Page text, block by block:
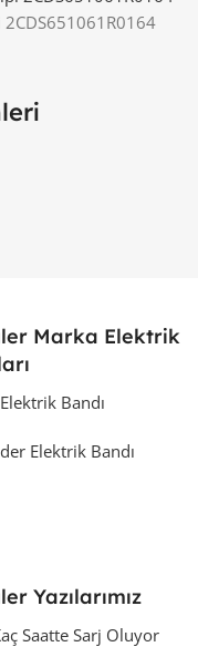
Marka Elektrik
Bandı
Elektrik Bandı
Yazılarımız
Saatte Sarj Oluyor